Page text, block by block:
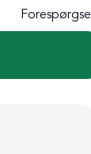
Forespørgsel